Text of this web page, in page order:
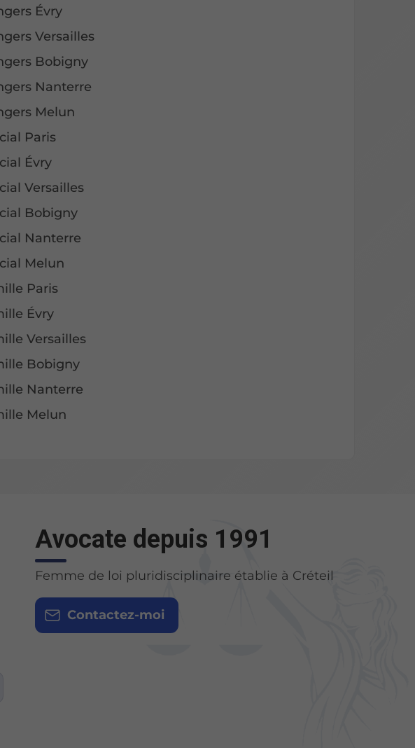
Évry
Versailles
Bobigny
Nanterre
Melun
Paris
Évry
Versailles
Bobigny
Nanterre
Melun
Paris
Évry
Versailles
Bobigny
Nanterre
Melun
Avocate depuis 1991
Femme de loi pluridisciplinaire établie à Créteil
Contactez-moi